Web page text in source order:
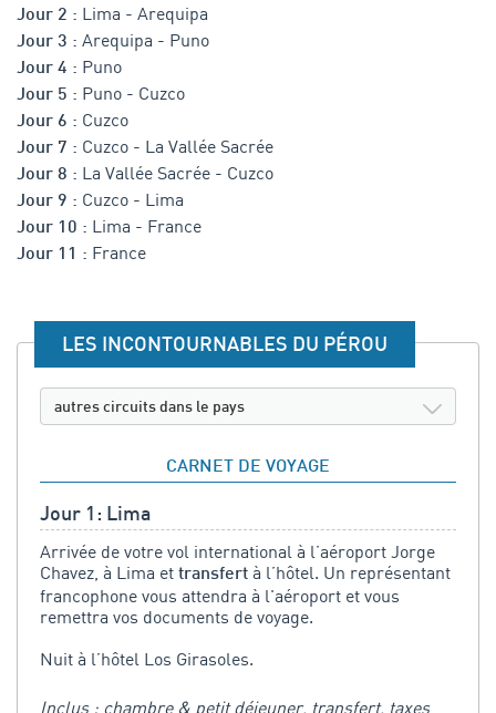
Jour 2 : Lima - Arequipa
Jour 3 : Arequipa - Puno
Jour 4 : Puno
Jour 5 : Puno - Cuzco
Jour 6 : Cuzco
Jour 7 : Cuzco - La Vallée Sacrée
Jour 8 : La Vallée Sacrée - Cuzco
Jour 9 : Cuzco - Lima
Jour 10 : Lima - France
Jour 11 : France
LES INCONTOURNABLES DU PÉROU
autres circuits dans le pays
CARNET DE VOYAGE
Jour 1: Lima
Arrivée de votre vol international à l’aéroport Jorge
Chavez, à Lima et transfert à l’hôtel. Un représentant
francophone vous attendra à l'aéroport et vous
remettra vos documents de voyage.
Nuit à l’hôtel Los Girasoles.
Inclus : chambre & petit déjeuner, transfert, taxes